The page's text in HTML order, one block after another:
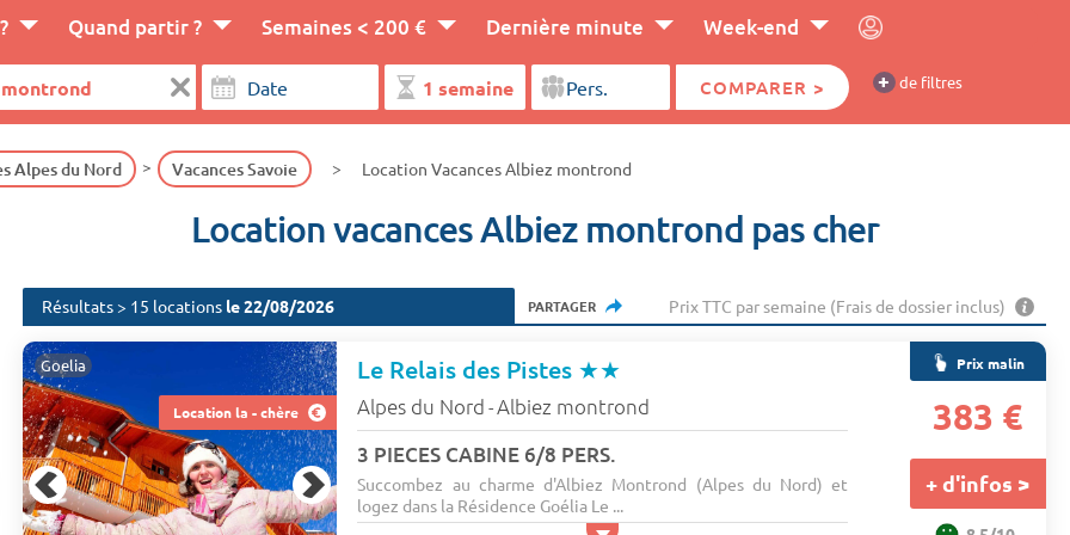
Quand partir ? Semaines < 200 € Dernière minute Week-end
COMPARER > + de filtres
Alpes du Nord Vacances Savoie Location Vacances Albiez montrond
Location vacances Albiez montrond pas cher
Résultats > 15 locations le 22/08/2026 PARTAGER Prix TTC par semaine (Frais de dossier inclus)
Location la - chère
Goelia Le Relais des Pistes ★★
Alpes du Nord -Albiez montrond
3 PIECES CABINE 6/8 PERS.
Succombez au charme d'Albiez Montrond (Alpes du Nord) et
logez dans la Résidence Goélia Le ...
Prix malin
383 €
+ d'infos >